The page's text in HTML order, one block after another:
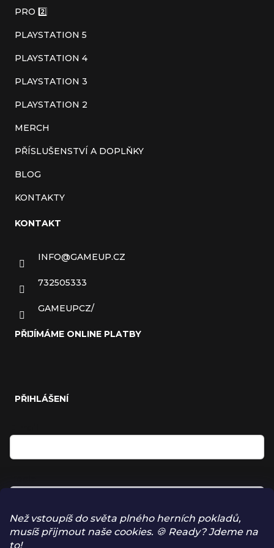
Než vstoupíš do světa plného herních pokladů,
musíš přijmout naše cookies. 🍪 Ready? Jdeme na
to!
PRO 2️⃣
PLAYSTATION 5
PLAYSTATION 4
PLAYSTATION 3
PLAYSTATION 2
MERCH
PŘÍSLUŠENSTVÍ A DOPLŇKY
BLOG
KONTAKTY
KONTAKT
INFO@GAMEUP.CZ
732505333
GAMEUPCZ/
PŘIJÍMÁME ONLINE PLATBY
PŘIHLÁŠENÍ
Přihlásit se